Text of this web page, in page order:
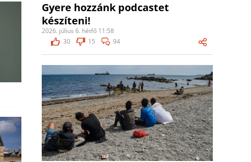
Gyere hozzánk podcastet
készíteni!
2026. július 6. hétfő 11:58
30
15 94